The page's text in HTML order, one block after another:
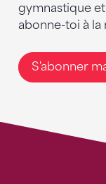
gymnastique
abonne-toi à la
S'abonner